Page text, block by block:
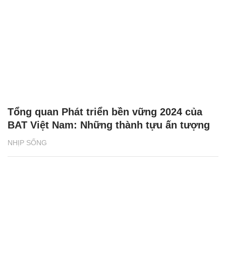
NHỊP SỐNG
Tổng quan Phát triển bền vững 2024 của
BAT Việt Nam: Những thành tựu ấn tượng